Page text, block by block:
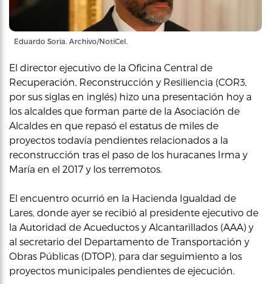
Eduardo Soria. Archivo/NotiCel.
El director ejecutivo de la Oficina Central de
Recuperación, Reconstrucción y Resiliencia (COR3,
por sus siglas en inglés) hizo una presentación hoy a
los alcaldes que forman parte de la Asociación de
Alcaldes en que repasó el estatus de miles de
proyectos todavía pendientes relacionados a la
reconstrucción tras el paso de los huracanes Irma y
María en el 2017 y los terremotos.
El encuentro ocurrió en la Hacienda Igualdad de
Lares, donde ayer se recibió al presidente ejecutivo de
la Autoridad de Acueductos y Alcantarillados (AAA) y
al secretario del Departamento de Transportación y
Obras Públicas (DTOP), para dar seguimiento a los
proyectos municipales pendientes de ejecución.